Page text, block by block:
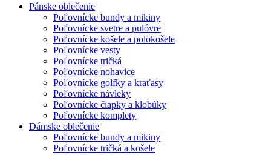
Pánske oblečenie
Poľovnícke bundy a mikiny
Poľovnícke svetre a pulóvre
Poľovnícke košele a polokošele
Poľovnícke vesty
Poľovnícke tričká
Poľovnícke nohavice
Poľovnícke golfky a kraťasy
Poľovnícke návleky
Poľovnícke čiapky a klobúky
Poľovnícke komplety
Dámske oblečenie
Poľovnícke bundy a mikiny
Poľovnícke tričká a košele